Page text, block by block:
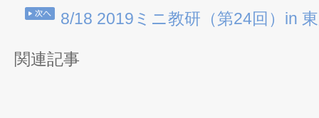
8/18 2019ミニ教研（第24回）in
関連記事